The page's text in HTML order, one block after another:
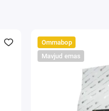
Ommabop
Mavjud emas